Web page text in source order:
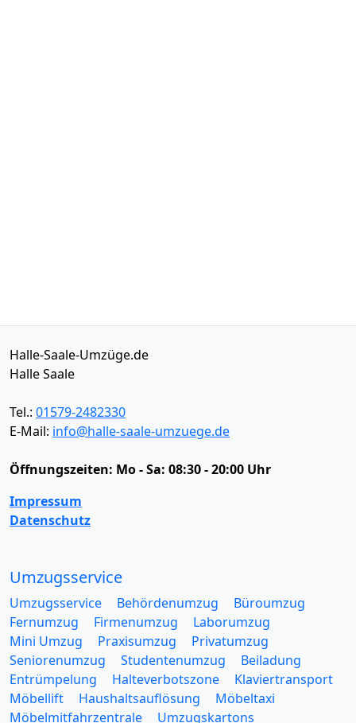
Halle-Saale-Umzüge.de
Halle Saale
Tel.: 01579-2482330
E-Mail: info@halle-saale-umzuege.de
Öffnungszeiten: Mo - Sa: 08:30 - 20:00 Uhr
Impressum
Datenschutz
Umzugsservice
Umzugsservice Behördenumzug
Büroumzug
Fernumzug
Firmenumzug
Laborumzug
Mini Umzug
Praxisumzug
Privatumzug
Seniorenumzug
Studentenumzug
Beiladung
Entrümpelung
Halteverbotszone
Klaviertransport
Möbellift
Haushaltsauflösung
Möbeltaxi
Möbelmitfahrzentrale
Umzugskartons